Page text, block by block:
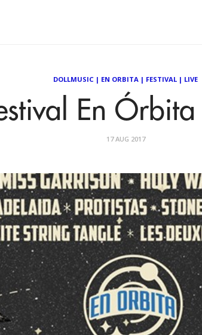
DOLLMUSIC | EN ORBITA | FESTIVAL | LIVE
En
17 AUG 2017